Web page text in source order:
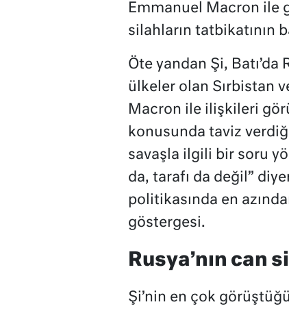
Emmanuel Macron ile
silahların tatbikatının
Öte yandan Şi, Batı’da
ülkeler olan Sırbistan
Macron ile ilişkileri
konusunda taviz
savaşla ilgili bir soru
da, tarafı da değil”
politikasında en
göstergesi.
Rusya’nın can
Şi’nin en çok